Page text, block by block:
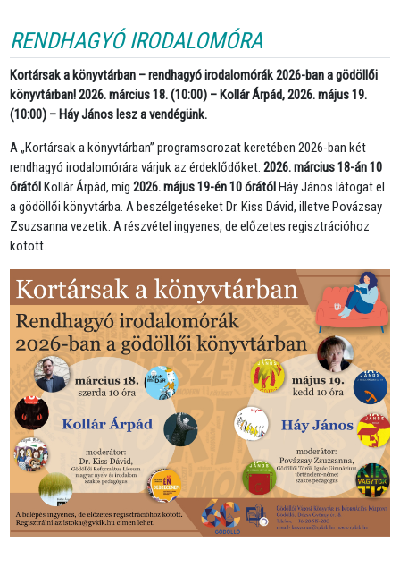
RENDHAGYÓ IRODALOMÓRA
Kortársak a könyvtárban – rendhagyó irodalomórák 2026-ban a gödöllői
könyvtárban!2026. március 18. (10:00) – Kollár Árpád,2026. május 19.
(10:00) – Háy János lesz a vendégünk.
A „Kortársak a könyvtárban” programsorozat keretében 2026-ban két
rendhagyó irodalomórára várjuk az érdeklődőket.2026. március 18-án 10
órátólKollár Árpád, míg2026. május 19-én 10 órátólHáy János látogat el
a gödöllői könyvtárba. A beszélgetéseket Dr. Kiss Dávid, illetve Povázsay
Zsuzsanna vezetik. A részvétel ingyenes, de előzetes regisztrációhoz
kötött.